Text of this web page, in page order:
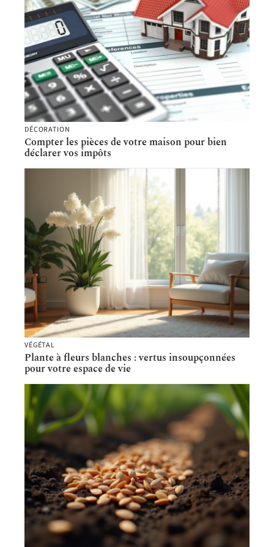
DÉCORATION
Compter les pièces de votre maison pour bien
déclarer vos impôts
VÉGÉTAL
Plante à fleurs blanches : vertus insoupçonnées
pour votre espace de vie